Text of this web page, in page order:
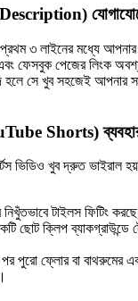
৩ লাইনের মধ্যে
ফেসবুক পেজের লিংক
সে খুব সহজেই আপনার
Shorts)
ভিডিও খুব দ্রুত ভাইরাল
নিখুঁতভাবে টাইলস ফিটিং
ছোট ক্লিপ ব্যাকগ্রাউন্ডে
পুরো ফ্লোর বা বাথরুমের